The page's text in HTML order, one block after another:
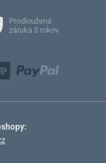
Prodloužená
záruka 5 rokov